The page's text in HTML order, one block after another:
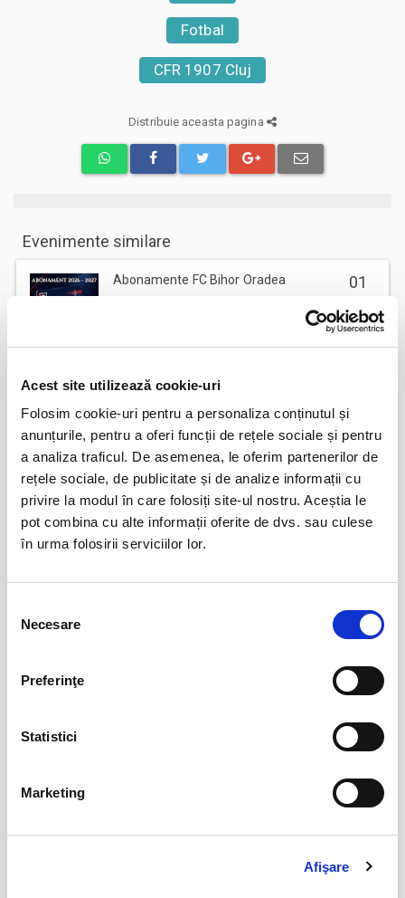
Acest site utilizează cookie-uri
Folosim cookie-uri pentru a personaliza conținutul și
anunțurile, pentru a oferi funcții de rețele sociale și pentru
a analiza traficul. De asemenea, le oferim partenerilor de
rețele sociale, de publicitate și de analize informații cu
privire la modul în care folosiți site-ul nostru. Aceștia le
pot combina cu alte informații oferite de dvs. sau culese
în urma folosirii serviciilor lor.
consimțământului
Necesare
Preferinţe
Statistici
Marketing
Afişare
Fotbal
CFR 1907 Cluj
Distribuie aceasta pagina
Evenimente similare
Abonamente FC Bihor Oradea
BILETE
01
Abonamente FC Bacau
Bacau
BILETE
03
Abonamente Politehnica Timisoara
27
iul
27
iul